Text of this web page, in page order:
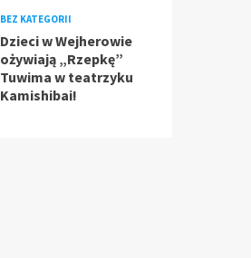
BEZ KATEGORII
Dzieci w Wejherowie
ożywiają „Rzepkę”
Tuwima w teatrzyku
Kamishibai!